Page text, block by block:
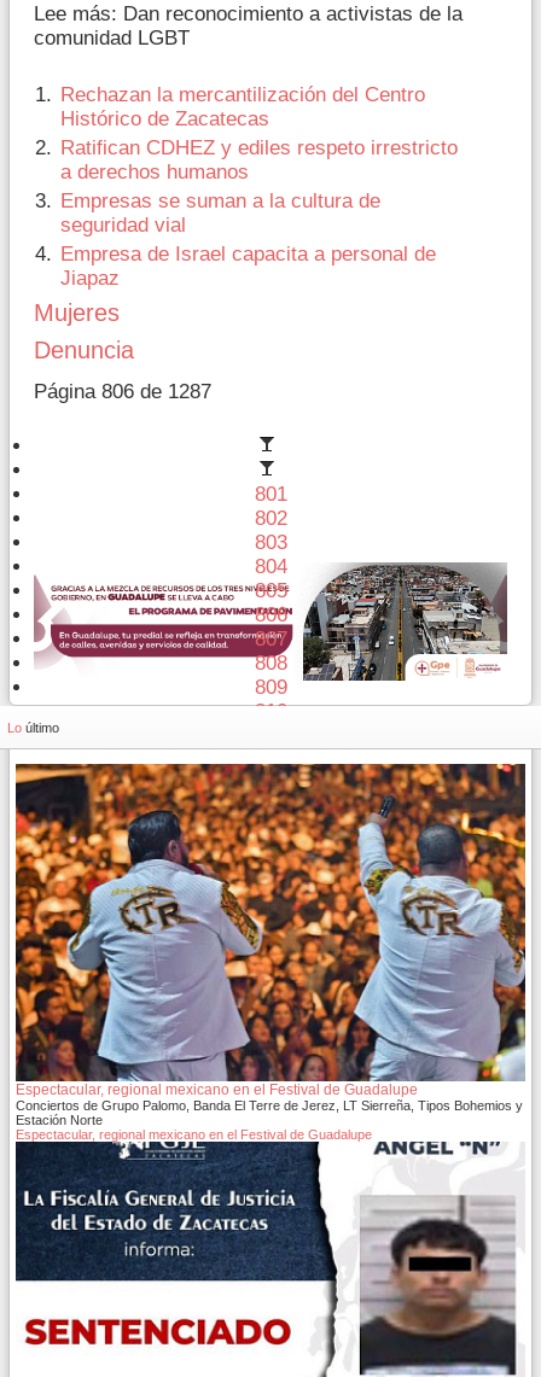
Lee más: Dan reconocimiento a activistas de la
comunidad LGBT
Rechazan la mercantilización del Centro
Histórico de Zacatecas
Ratifican CDHEZ y ediles respeto irrestricto
a derechos humanos
Empresas se suman a la cultura de
seguridad vial
Empresa de Israel capacita a personal de
Jiapaz
Mujeres
Denuncia
Página 806 de 1287
801
802
803
804
805
806
807
808
809
810
Lo último
Espectacular, regional mexicano en el Festival de Guadalupe
Conciertos de Grupo Palomo, Banda El Terre de Jerez, LT Sierreña, Tipos Bohemios y
Estación Norte
Espectacular, regional mexicano en el Festival de Guadalupe